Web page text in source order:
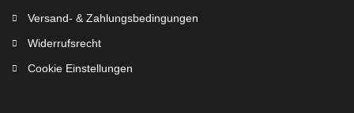
Versand- & Zahlungsbedingungen
Widerrufsrecht
Cookie Einstellungen